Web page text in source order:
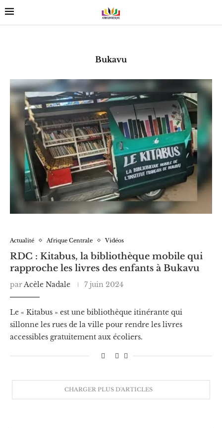
Bukavu
Actualité Afrique Centrale Vidéos
RDC : Kitabus, la bibliothèque mobile qui
rapproche les livres des enfants à Bukavu
parAcèle Nadale 7 juin 2024
Le « Kitabus » est une bibliothèque itinérante qui
sillonne les rues de la ville pour rendre les livres
accessibles gratuitement aux écoliers.
CHARGER PLUS D'ARTICLES